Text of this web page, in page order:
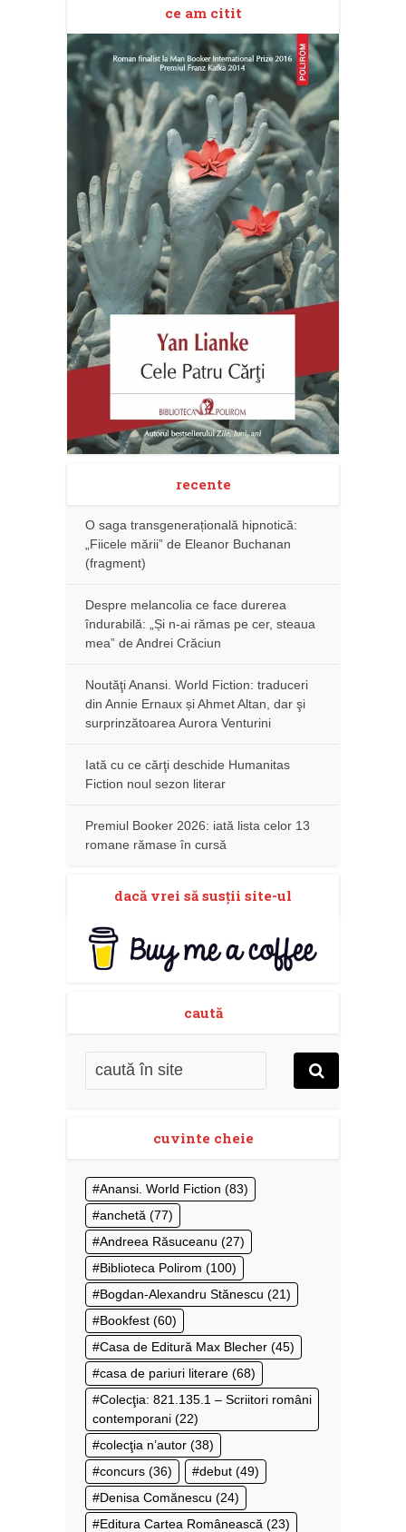
ce am citit
recente
O saga transgenerațională hipnotică:
„Fiicele mării” de Eleanor Buchanan
(fragment)
Despre melancolia ce face durerea
îndurabilă: „Și n-ai rămas pe cer, steaua
mea” de Andrei Crăciun
Noutăţi Anansi. World Fiction: traduceri
din Annie Ernaux și Ahmet Altan, dar şi
surprinzătoarea Aurora Venturini
Iată cu ce cărţi deschide Humanitas
Fiction noul sezon literar
Premiul Booker 2026: iată lista celor 13
romane rămase în cursă
dacă vrei să susţii site-ul
caută
cuvinte cheie
Anansi. World Fiction (83)
anchetă (77)
Andreea Răsuceanu (27)
Biblioteca Polirom (100)
Bogdan-Alexandru Stănescu (21)
Bookfest (60)
Casa de Editură Max Blecher (45)
casa de pariuri literare (68)
Colecţia: 821.135.1 – Scriitori români
contemporani (22)
colecţia n’autor (38)
concurs (36) debut (49)
Denisa Comănescu (24)
Editura Cartea Românească (23)